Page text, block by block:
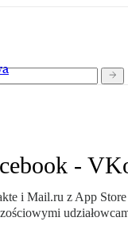
-
i Mail.ru z App